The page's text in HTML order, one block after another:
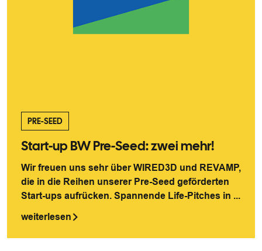
PRE-SEED
Start-up BW Pre-Seed: zwei mehr!
Wir freuen uns sehr über WIRED3D und REVAMP,
die in die Reihen unserer Pre-Seed geförderten
Start-ups aufrücken. Spannende Life-Pitches in ...
weiterlesen